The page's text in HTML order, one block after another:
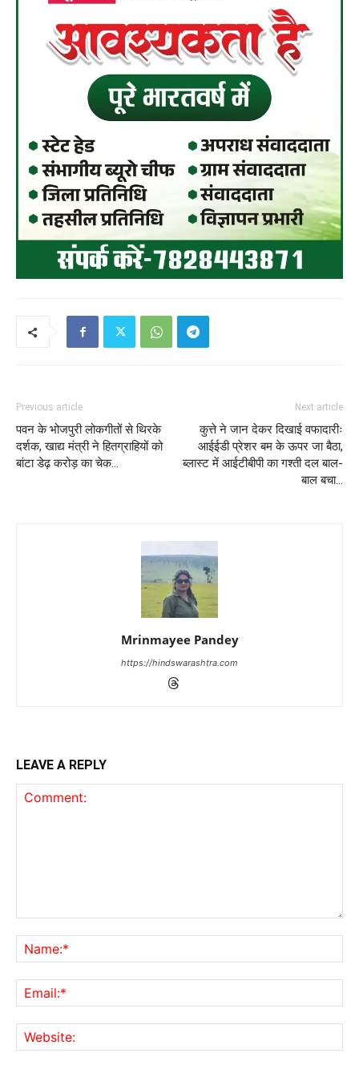
Previous article
पवन के भोजपुरी लोकगीतों से थिरके
दर्शक, खाद्य मंत्री ने हितग्राहियों को
बांटा डेढ़ करोड़ का चेक…
Next article
कुत्ते ने जान देकर दिखाई वफादारीः
आईईडी प्रेशर बम के ऊपर जा बैठा,
ब्लास्ट में आईटीबीपी का गश्ती दल बाल-
बाल बचा…
Mrinmayee Pandey
https://hindswarashtra.com
LEAVE A REPLY